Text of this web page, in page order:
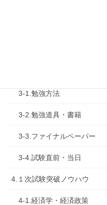
3-1.勉強方法
3-2.勉強道具・書籍
3-3.ファイナルペーパー
3-4.試験直前・当日
4.１次試験突破ノウハウ
4-1.経済学・経済政策